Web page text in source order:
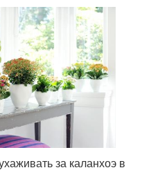
за каланхоэ в